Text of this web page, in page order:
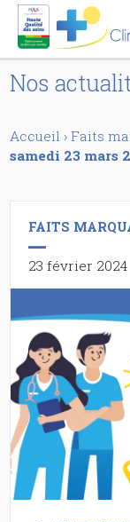
Nos
Accueil › Faits
samedi 23 mars
FAITS
23 février 2024